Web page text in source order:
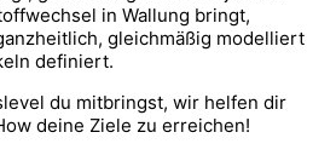
in Wallung bringt,
gleichmäßig modelliert
definiert.
du mitbringst, wir helfen dir
deine Ziele zu erreichen!